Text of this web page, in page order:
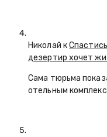
Николай к
дезертир хочет
Сама тюрьма
отельным